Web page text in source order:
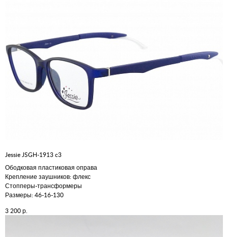
Jessie JSGH-1913 c3
Ободковая пластиковая оправа
Крепление заушников: флекс
Стопперы-трансформеры
Размеры: 46-16-130
3 200р.